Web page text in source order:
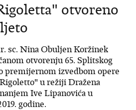
otvoreno
sc. Nina Obuljen Koržinek
otvorenju 65. Splitskog
premijernom izvedbom opere
u režiji Dražena
Ive Lipanovića u
godine.